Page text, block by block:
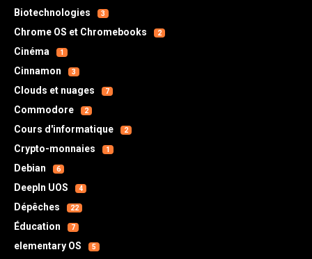
Biotechnologies 3
Chrome OS et Chromebooks 2
Cinéma 1
Cinnamon 3
Clouds et nuages 7
Commodore 2
Cours d'informatique 2
Crypto-monnaies 1
Debian 6
DeepIn UOS 4
Dépêches 22
Éducation 7
elementary OS 5